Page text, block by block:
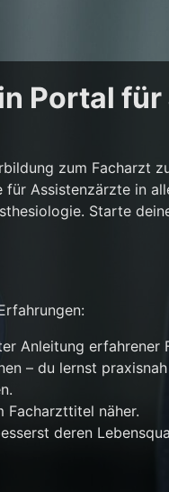
Portal für
zum Facharzt
Assistenzärzte in
Starte
Anleitung erfahrener
– du lernst
Facharzttitel näher.
deren